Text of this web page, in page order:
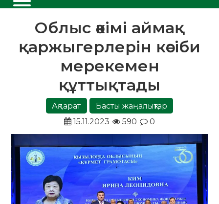
Облыс әкімі аймақ
қаржыгерлерін кәсіби
мерекемен
құттықтады
Ақпарат
Басты жаңалықтар
15.11.2023
590 0